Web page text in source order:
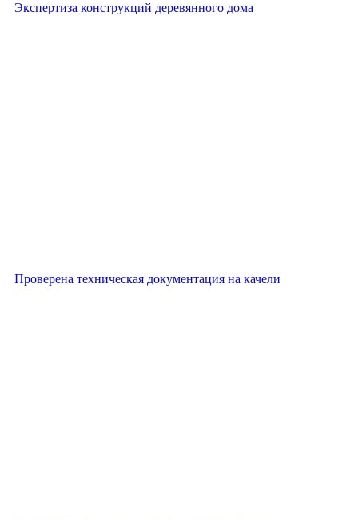
Экспертиза конструкций деревянного дома
Проверена техническая документация на качели